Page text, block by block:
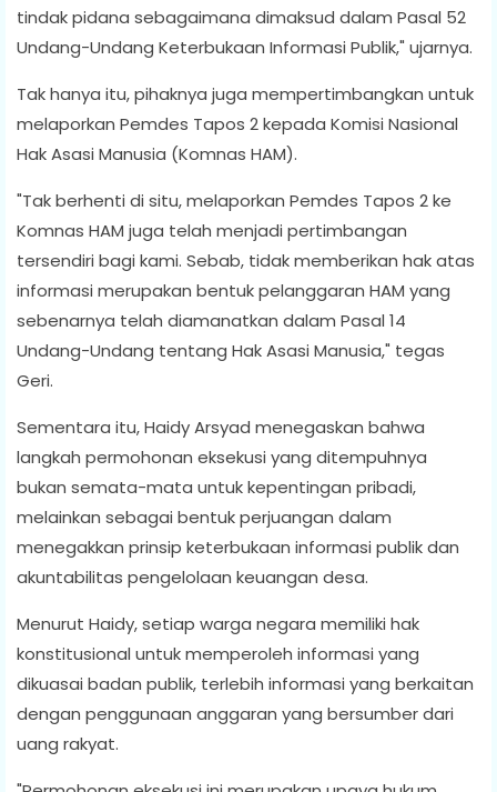
tindak pidana sebagaimana dimaksud dalam Pasal 52
Undang-Undang Keterbukaan Informasi Publik," ujarnya.
Tak hanya itu, pihaknya juga mempertimbangkan untuk
melaporkan Pemdes Tapos 2 kepada Komisi Nasional
Hak Asasi Manusia (Komnas HAM).
"Tak berhenti di situ, melaporkan Pemdes Tapos 2 ke
Komnas HAM juga telah menjadi pertimbangan
tersendiri bagi kami. Sebab, tidak memberikan hak atas
informasi merupakan bentuk pelanggaran HAM yang
sebenarnya telah diamanatkan dalam Pasal 14
Undang-Undang tentang Hak Asasi Manusia," tegas
Geri.
Sementara itu, Haidy Arsyad menegaskan bahwa
langkah permohonan eksekusi yang ditempuhnya
bukan semata-mata untuk kepentingan pribadi,
melainkan sebagai bentuk perjuangan dalam
menegakkan prinsip keterbukaan informasi publik dan
akuntabilitas pengelolaan keuangan desa.
Menurut Haidy, setiap warga negara memiliki hak
konstitusional untuk memperoleh informasi yang
dikuasai badan publik, terlebih informasi yang berkaitan
dengan penggunaan anggaran yang bersumber dari
uang rakyat.